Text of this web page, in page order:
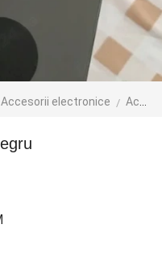
Accesorii electronice Accesorii telefoane mobile